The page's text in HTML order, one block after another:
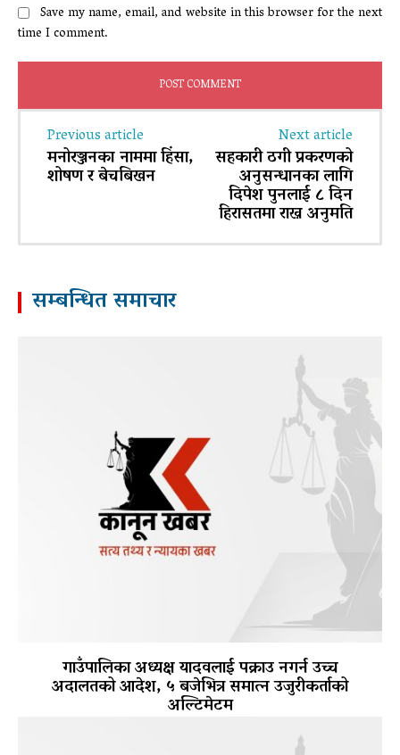
Save my name, email, and website in this browser for the next
time I comment.
Previous article
मनोरञ्जनका नाममा हिंसा,
शोषण र बेचबिखन
Next article
सहकारी ठगी प्रकरणको
अनुसन्धानका लागि
दिपेश पुनलाई ८ दिन
हिरासतमा राख्न अनुमति
सम्बन्धित समाचार
गाउँपालिका अध्यक्ष यादवलाई पक्राउ नगर्न उच्च
अदालतको आदेश, ५ बजेभित्र समात्न उजुरीकर्ताको
अल्टिमेटम